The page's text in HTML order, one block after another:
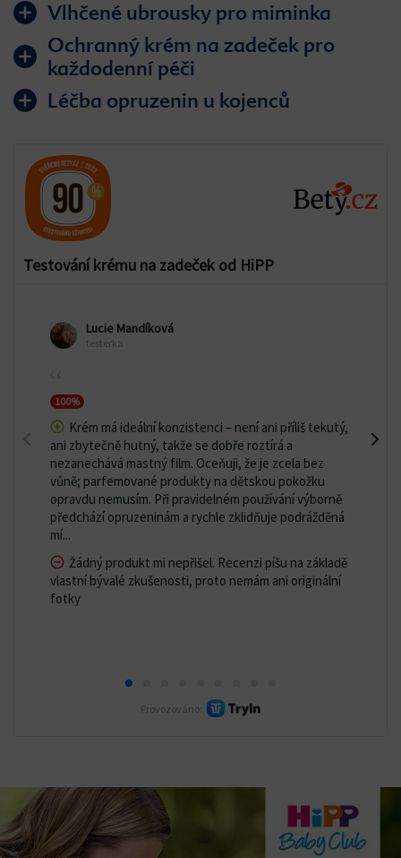
Vlhčené ubrousky pro miminka
Ochranný krém na zadeček pro
každodenní péči
Léčba opruzenin u kojenců